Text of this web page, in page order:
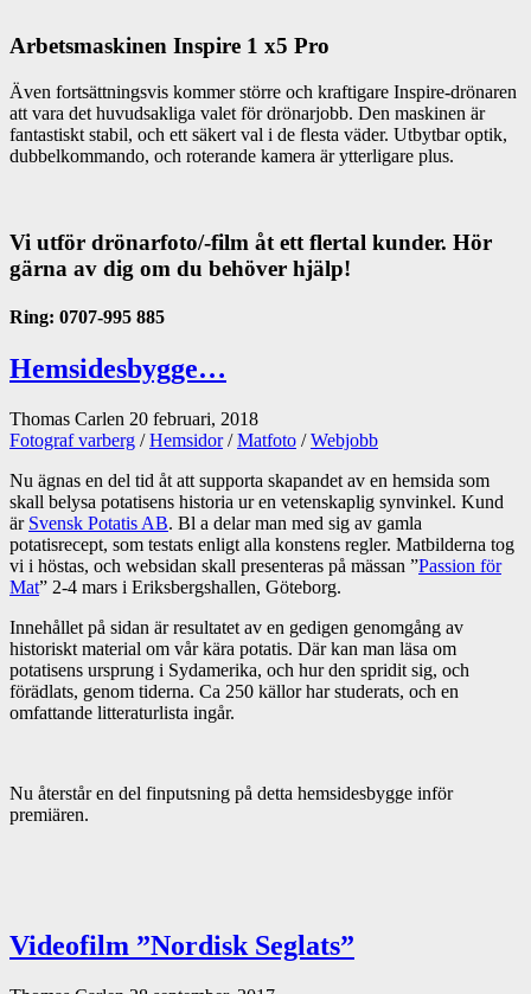
Arbetsmaskinen Inspire 1 x5 Pro
Även fortsättningsvis kommer större och kraftigare Inspire-drönaren
att vara det huvudsakliga valet för drönarjobb. Den maskinen är
fantastiskt stabil, och ett säkert val i de flesta väder. Utbytbar optik,
dubbelkommando, och roterande kamera är ytterligare plus.
Vi utför drönarfoto/-film åt ett flertal kunder. Hör
gärna av dig om du behöver hjälp!
Ring: 0707-995 885
Hemsidesbygge…
Thomas Carlen 20 februari, 2018
Fotograf varberg /Hemsidor/Matfoto /Webjobb
Nu ägnas en del tid åt att supporta skapandet av en hemsida som
skall belysa potatisens historia ur en vetenskaplig synvinkel. Kund
är Svensk Potatis AB. Bl a delar man med sig av gamla
potatisrecept, som testats enligt alla konstens regler. Matbilderna tog
vi i höstas, och websidan skall presenteras på mässan ”Passion för
Mat” 2-4 mars i Eriksbergshallen, Göteborg.
Innehållet på sidan är resultatet av en gedigen genomgång av
historiskt material om vår kära potatis. Där kan man läsa om
potatisens ursprung i Sydamerika, och hur den spridit sig, och
förädlats, genom tiderna. Ca 250 källor har studerats, och en
omfattande litteraturlista ingår.
Nu återstår en del finputsning på detta hemsidesbygge inför
premiären.
Videofilm ”Nordisk Seglats”